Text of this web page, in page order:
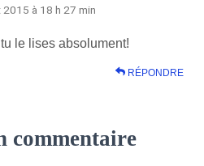
2015 à 18 h 27 min
le lises absolument!
RÉPONDRE
commentaire